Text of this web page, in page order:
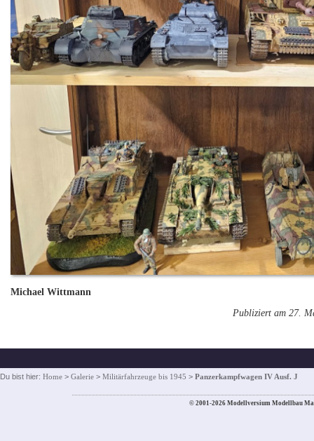
Michael Wittmann
Publiziert am 27.
Du bist hier: Home > Galerie > Militärfahrzeuge bis 1945 > Panzerkampfwagen IV Ausf. J
© 2001-2026 Modellversium Modellbau